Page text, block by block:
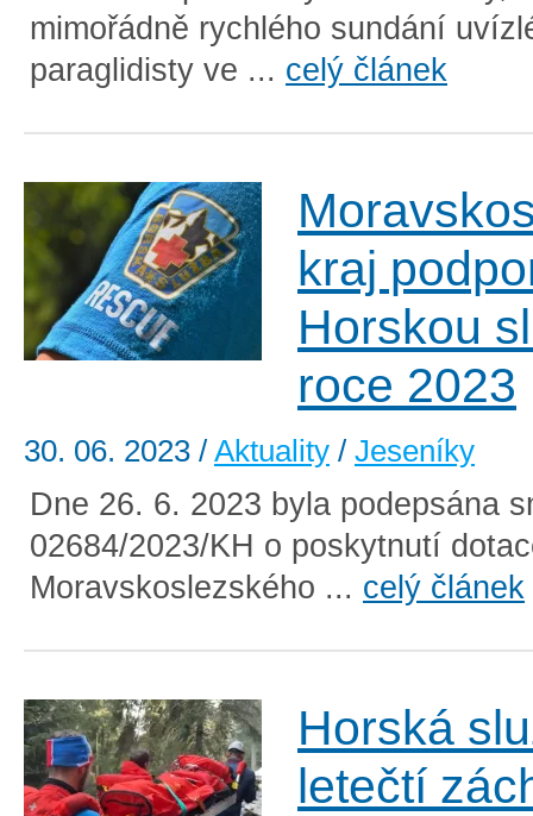
mimořádně rychlého sundání
paraglidisty ve ... celý článek
kraj
Horskou
roce 2023
30. 06. 2023 / Aktuality / Jeseníky
Dne 26. 6. 2023 byla podepsána
02684/2023/KH o poskytnutí
Moravskoslezského ... celý článek
Horská
letečtí